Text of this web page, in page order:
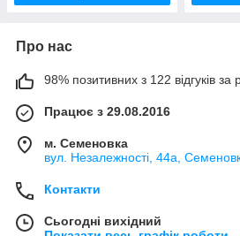
Про нас
98% позитивних з 122 відгуків за
Працює з 29.08.2016
м. Семеновка
вул. Незалежності, 44а,
Контакти
Сьогодні вихідний